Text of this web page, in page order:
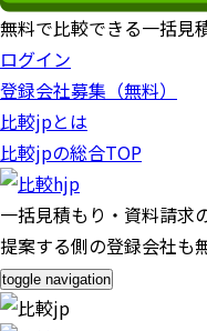
無料で比較できる一括見
ログイン
登録会社募集（無料）
比較jpとは
比較jpの総合TOP
一括見積もり・資料請求
提案する側の登録会社も
toggle navigation